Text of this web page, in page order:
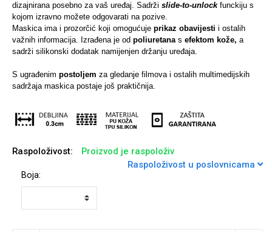
dizajnirana posebno za vaš uređaj. Sadrži slide-to-unlockfunckiju s
kojom izravno možete odgovarati na pozive.
Maskica ima i prozorčić koji omogućuje prikaz obavijesti i ostalih
važnih informacija. Izrađena je od poliuretanas efektom kože, a
sadrži silikonski dodatak namijenjen držanju uređaja.
S ugrađenim postoljem za gledanje filmova i ostalih multimedijskih
sadržaja maskica postaje još praktičnija.
Raspoloživost:
Proizvod je raspoloživ
Raspoloživost u poslovnicama
Boja:
Sleng Feel Good
Svemirska kolekcija
Univerzalne futrole i
maskice
Preklopne maskice